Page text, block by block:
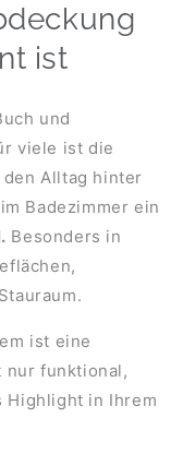
ist
und
viele ist die
Alltag hinter
Badezimmer ein
Besonders in
ist eine
nur funktional,
Highlight in Ihrem